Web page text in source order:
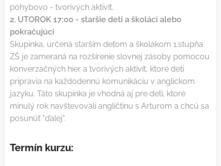
pohybovo - tvorivých aktivít.
2. UTOROK 17:00 - staršie deti a školáci alebo
pokračujúci
Skupinka, určená starším deťom a školákom 1.stupňa
ZŠ je zameraná na rozšírenie slovnej zásoby pomocou
konverzačných hier a tvorivých aktivít, ktoré deti
pripravia na každodennú komunikáciu v anglickom
jazyku. Táto skupinka je vhodná aj pre deti, ktoré
minulý rok navštevovali angličtinu s Arturom a chcú sa
posunúť "ďalej".
Termín kurzu: